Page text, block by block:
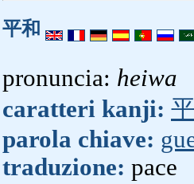
平和
pronuncia: heiwa
caratteri kanji:
parola chiave:
traduzione: pace